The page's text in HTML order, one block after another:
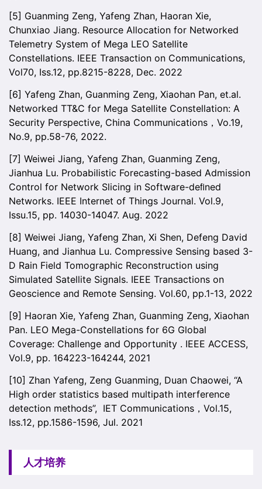
[5] Guanming Zeng, Yafeng Zhan, Haoran Xie,
Chunxiao Jiang. Resource Allocation for Networked
Telemetry System of Mega LEO Satellite
Constellations. IEEE Transaction on Communications,
Vol70, Iss.12, pp.8215-8228, Dec. 2022
[6] Yafeng Zhan, Guanming Zeng, Xiaohan Pan, et.al.
Networked TT&C for Mega Satellite Constellation: A
Security Perspective, China Communications，Vo.19,
No.9, pp.58-76, 2022.
[7] Weiwei Jiang, Yafeng Zhan, Guanming Zeng,
Jianhua Lu. Probabilistic Forecasting-based Admission
Control for Network Slicing in Software-deﬁned
Networks. IEEE Internet of Things Journal. Vol.9,
Issu.15, pp. 14030-14047. Aug. 2022
[8] Weiwei Jiang, Yafeng Zhan, Xi Shen, Defeng David
Huang, and Jianhua Lu. Compressive Sensing based 3-
D Rain Field Tomographic Reconstruction using
Simulated Satellite Signals. IEEE Transactions on
Geoscience and Remote Sensing. Vol.60, pp.1-13, 2022
[9] Haoran Xie, Yafeng Zhan, Guanming Zeng, Xiaohan
Pan. LEO Mega-Constellations for 6G Global
Coverage: Challenge and Opportunity . IEEE ACCESS,
Vol.9, pp. 164223-164244, 2021
[10] Zhan Yafeng, Zeng Guanming, Duan Chaowei, “A
High order statistics based multipath interference
detection methods”, IET Communications，Vol.15,
Iss.12, pp.1586-1596, Jul. 2021
人才培养